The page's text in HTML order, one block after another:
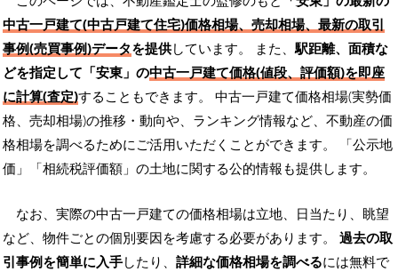
中古一戸建て(中古戸建て住宅)価格相場、売却相場、最新の取引
事例(売買事例)データを提供しています。 また、駅距離、面積な
どを指定して「安東」の中古一戸建て価格(値段、評価額)を即座
に計算(査定)することもできます。 中古一戸建て価格相場(実勢価
格、売却相場)の推移・動向や、ランキング情報など、不動産の価
格相場を調べるためにご活用いただくことができます。
「公示地
価」「相続税評価額」の土地に関する公的情報も提供します。
なお、実際の中古一戸建ての価格相場は立地、日当たり、眺望
など、物件ごとの個別要因を考慮する必要があります。 過去の取
引事例を簡単に入手したり、 詳細な価格相場を調べるには無料で